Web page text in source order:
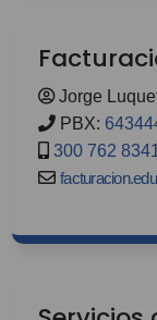
Jorge
PBX:
300 762